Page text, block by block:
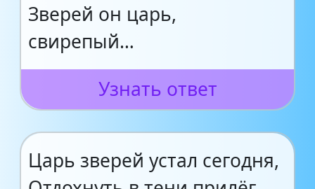
Зверей он царь,
свирепый…
Узнать ответ
Царь зверей устал сегодня,